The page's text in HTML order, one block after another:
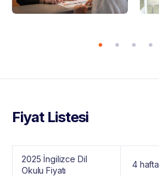
Fiyat Listesi
2025 İngilizce Dil
Okulu Fiyatı
4 hafta